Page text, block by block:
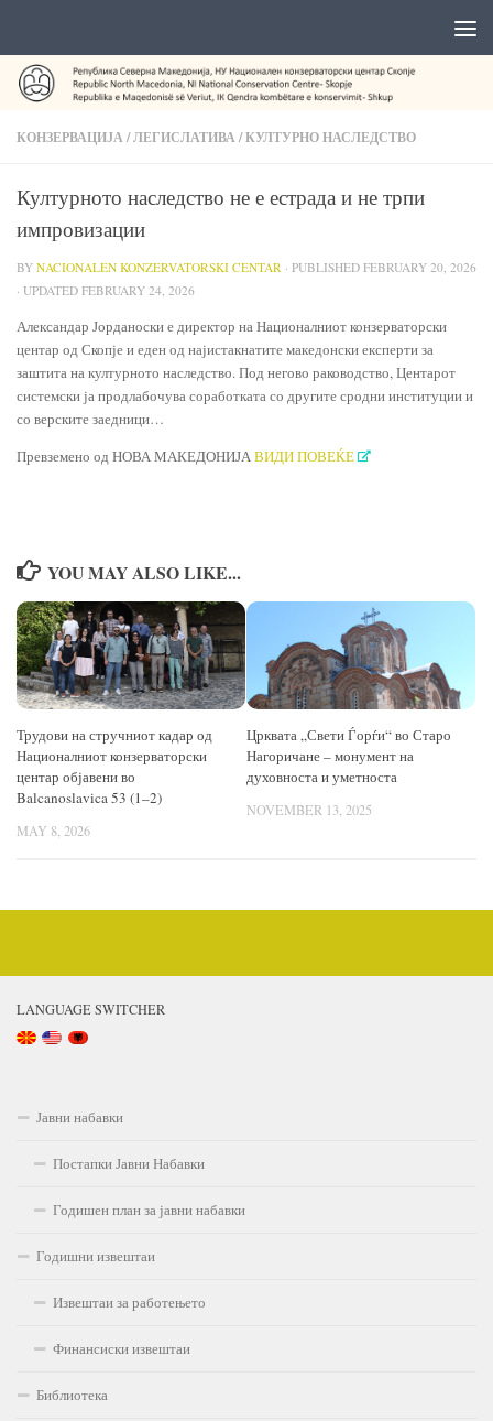
КОНЗЕРВАЦИЈА/ЛЕГИСЛАТИВА/КУЛТУРНО НАСЛЕДСТВО
Културното наследство не е естрада и не трпи
импровизации
BY NACIONALEN KONZERVATORSKI CENTAR · PUBLISHED FEBRUARY 20, 2026
· UPDATED FEBRUARY 24, 2026
Александар Јорданоски е директор на Националниот конзерваторски
центар од Скопје и еден од најистакнатите македонски експерти за
заштита на културното наследство. Под негово раководство, Центарот
системски ја продлабочува соработката со другите сродни институции и
со верските заедници…
Превземено од НОВА МАКЕДОНИЈАВИДИ ПОВЕЌЕ
YOU MAY ALSO LIKE...
Трудови на стручниот кадар од
Националниот конзерваторски
центар објавени во
Balcanoslavica 53 (1–2)
MAY 8, 2026
Црквата „Свети Ѓорѓи“ во Старо
Нагоричане – монумент на
духовноста и уметноста
NOVEMBER 13, 2025
LANGUAGE SWITCHER
Јавни набавки
Постапки Јавни Набавки
Годишен план за јавни набавки
Годишни извештаи
Извештаи за работењето
Финансиски извештаи
Библиотека